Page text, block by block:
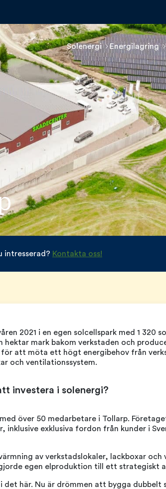
Solenergi Energilagring
intresserad? Kontakta oss!
2021 i en egen solcellspark med 1 320
hektar mark bakom verkstaden och
för att möta ett högt energibehov från
och ventilationssystem.
investera i solenergi?
över 50 medarbetare i Tollarp.
inklusive exklusiva fordon från kunder i
av verkstadslokaler, lackboxar och
egen elproduktion till ett strategiskt
det här. Nu är drömmen att bygga dubbelt